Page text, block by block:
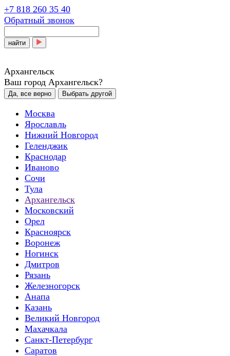
+7 818 260 35 40
Обратный звонок
найти
Архангельск
Ваш город Архангельск?
Да, все верно Выбрать другой
Москва
Ярославль
Нижний Новгород
Геленджик
Краснодар
Иваново
Сочи
Тула
Архангельск
Московский
Орел
Красноярск
Воронеж
Ногинск
Дмитров
Рязань
Железногорск
Анапа
Казань
Великий Новгород
Махачкала
Санкт-Петербург
Саратов